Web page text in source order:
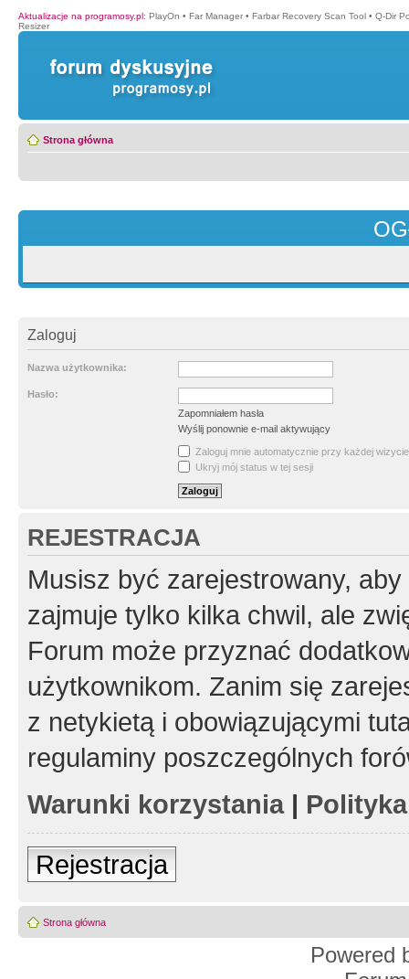
Aktualizacje na programosy.pl: PlayOn • Far Manager • Farbar Recovery Scan Tool • Q-Dir
Resizer
Strona główna
Zaloguj
Nazwa użytkownika:
Hasło:
Zapomniałem hasła
Wyślij ponownie e-mail aktywujący
Zaloguj mnie automatycznie przy każdej wizycie
Ukryj mój status w tej sesji
REJESTRACJA
Musisz być zarejestrowany,
zajmuje tylko kilka chwil, ale
Forum może przyznać
użytkownikom. Zanim się
z netykietą i obowiązującymi
regulaminy poszczególnych
Warunki korzystania|
Rejestracja
Strona główna
Powered